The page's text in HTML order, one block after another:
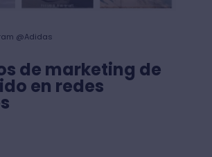
@Adidas
de marketing de
en redes